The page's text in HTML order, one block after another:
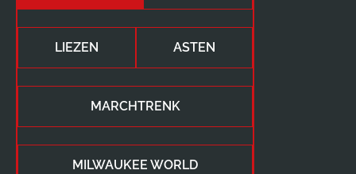
LIEZEN ASTEN
MARCHTRENK
MILWAUKEE WORLD